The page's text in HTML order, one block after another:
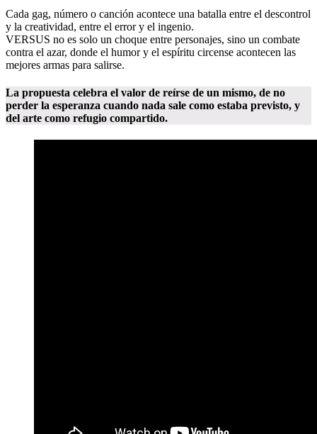
Cada gag, número o canción acontece una batalla entre el descontrol
y la creatividad, entre el error y el ingenio.
VERSUS no es solo un choque entre personajes, sino un combate
contra el azar, donde el humor y el espíritu circense acontecen las
mejores armas para salirse.
La propuesta celebra el valor de reírse de un mismo, de no
perder la esperanza cuando nada sale como estaba previsto, y
del arte como refugio compartido.